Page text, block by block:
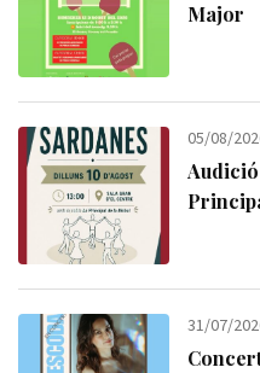
Major
05/08/
31/07/